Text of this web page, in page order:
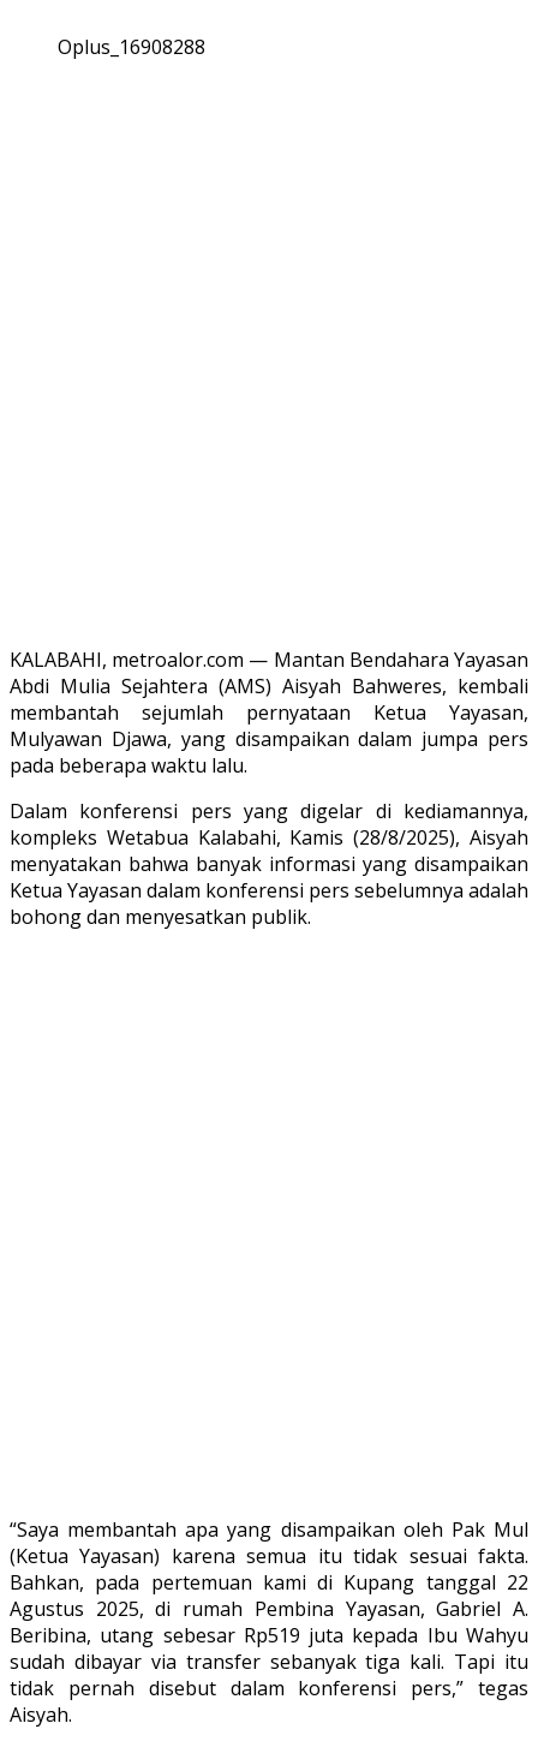
Oplus_16908288
KALABAHI, metroalor.com — Mantan Bendahara Yayasan
Abdi Mulia Sejahtera (AMS) Aisyah Bahweres, kembali
membantah sejumlah pernyataan Ketua Yayasan,
Mulyawan Djawa, yang disampaikan dalam jumpa pers
pada beberapa waktu lalu.
Dalam konferensi pers yang digelar di kediamannya,
kompleks Wetabua Kalabahi, Kamis (28/8/2025), Aisyah
menyatakan bahwa banyak informasi yang disampaikan
Ketua Yayasan dalam konferensi pers sebelumnya adalah
bohong dan menyesatkan publik.
“Saya membantah apa yang disampaikan oleh Pak Mul
(Ketua Yayasan) karena semua itu tidak sesuai fakta.
Bahkan, pada pertemuan kami di Kupang tanggal 22
Agustus 2025, di rumah Pembina Yayasan, Gabriel A.
Beribina, utang sebesar Rp519 juta kepada Ibu Wahyu
sudah dibayar via transfer sebanyak tiga kali. Tapi itu
tidak pernah disebut dalam konferensi pers,” tegas
Aisyah.